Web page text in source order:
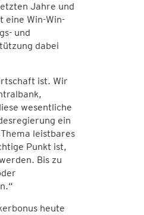
Jahre und
eine Win-Win-
und
dabei
ist. Wir
wesentliche
ein
leistbares
Punkt ist,
Bis zu
heute